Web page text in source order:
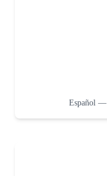
Español —